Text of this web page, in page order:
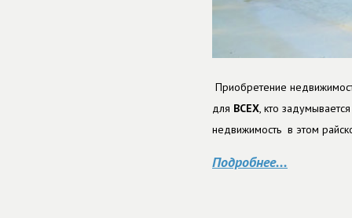
Приобретение
для ВСЕХ, кто
недвижимость в этом
Подробнее...